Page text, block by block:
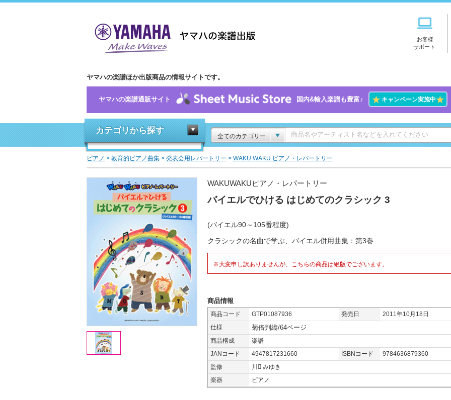
お客様
サポート
ヤマハの楽譜ほか出版商品の情報サイトです。
ヤマハの楽譜通販サイト 国内&輸入楽譜も豊富♪ ★キャンペーン実施中★
カテゴリから探す
全てのカテゴリー
ピアノ > 教育的ピアノ曲集 > 発表会用レパートリー > WAKU WAKU ピアノ・レパートリー
WAKUWAKUピアノ・レパートリー
バイエルでひける はじめてのクラシック 3
(バイエル90～105番程度)
クラシックの名曲で学ぶ、バイエル併用曲集：第3巻
※大変申し訳ありませんが、こちらの商品は絶版でございます。
商品情報
商品コード GTP01087936 発売日
2011年10月18日
仕様
菊倍判縦/64ページ
商品構成
楽譜
JANコード
4947817231660 ISBNコード
9784636879360
監修
川 みゆき
楽器
ピアノ